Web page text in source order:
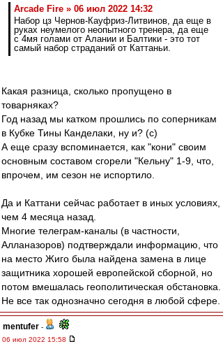
Arcade Fire » 06 июл 2022 14:32
Набор цз Чернов-Кауфриз-Литвинов, да еще в
руках неумелого неопытного тренера, да еще
с 4мя голами от Алании и Балтики - это тот
самый набор страданий от Каттаньи.
Какая разница, сколько пропущено в
товарняках?
Год назад мы катком прошлись по соперникам
в Кубке Тины Канделаки, ну и? (с)
А еще сразу вспоминается, как "кони" своим
основным составом сгорели "Кельну" 1-9, что,
впрочем, им сезон не испортило.
Да и Каттани сейчас работает в иных условиях,
чем 4 месяца назад.
Многие телеграм-каналы (в частности,
Алланазоров) подтверждали информацию, что
на место Жиго была найдена замена в лице
защитника хорошей европейской сборной, но
потом вмешалась геополитическая обстановка.
Не все так однозначно сегодня в любой сфере.
mentufer -
06 июл 2022 15:58